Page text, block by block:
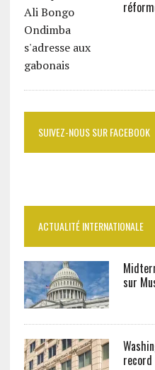
SUIVEZ-NOUS SUR FACEBOOK
ACTUALITÉ INTERNATIONALE
sur